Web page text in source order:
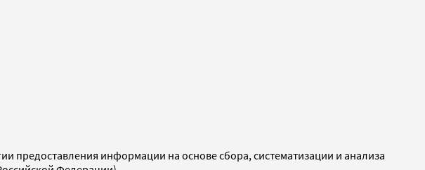
информации на основе сбора, систематизации и анализа